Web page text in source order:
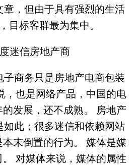
章，但由于具有强烈的生活
目标客群最为集中。
迷信房地产商
子商务只是房地产电商包装
，也是网络产品，中国的电
发展，还不成熟。 房地产
如此；很多迷信和依赖网站
本末倒置的行为。 媒体是媒
对媒体来说，媒体的属性